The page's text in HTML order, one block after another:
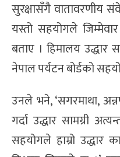
सुरक्षासँगै वातावरणीय
यस्तो सहयोगले जिम्मेवार
बताए । हिमालय
नेपाल पर्यटन बोर्डको
उनले भने, ‘सगरमाथा,
गर्दा उद्धार सामग्री
सहयोगले हाम्रो उद्धार